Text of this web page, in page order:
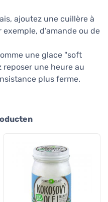
ajoutez une cuillère à
d’amande ou de
une glace "soft
reposer une heure au
plus ferme.